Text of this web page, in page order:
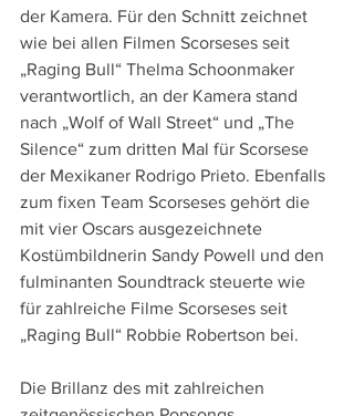
der Kamera. Für den Schnitt zeichnet
wie bei allen Filmen Scorseses seit
„Raging Bull“ Thelma Schoonmaker
verantwortlich, an der Kamera stand
nach „Wolf of Wall Street“ und „The
Silence“ zum dritten Mal für Scorsese
der Mexikaner Rodrigo Prieto. Ebenfalls
zum fixen Team Scorseses gehört die
mit vier Oscars ausgezeichnete
Kostümbildnerin Sandy Powell und den
fulminanten Soundtrack steuerte wie
für zahlreiche Filme Scorseses seit
„Raging Bull“ Robbie Robertson bei.
Die Brillanz des mit zahlreichen